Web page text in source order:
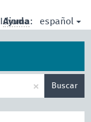
Idioma: español
Ayuda
× Buscar